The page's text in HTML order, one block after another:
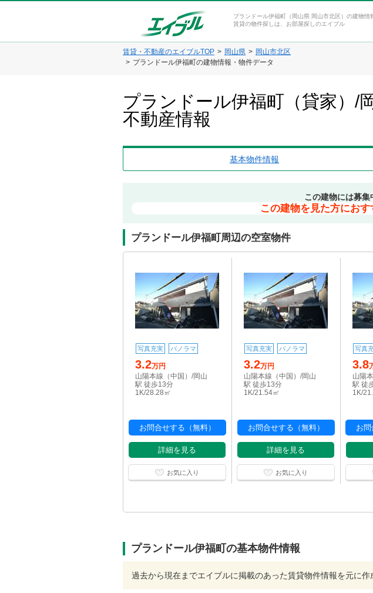
プランドール伊福町（岡山県 岡山市北区）の建物情
賃貸の物件探しは、お部屋探しのエイブル
賃貸・不動産のエイブルTOP 岡山県
岡山市北区
プランドール伊福町の建物情報・物件データ
プランドール伊福町（貸家）/
不動産情報
基本物件情報
この建物には募集
この建物を見た方にお
プランドール伊福町周辺の空室物件
写真充実 パノラマ
3.2万円
山陽本線（中国）/岡山
駅 徒歩13分
1K/28.28㎡
お問合せする（無料）
詳細を見る
お気に入り
写真充実 パノラマ
3.2万円
山陽本線（中国）/岡山
駅 徒歩13分
1K/21.54㎡
お問合せする（無料）
詳細を見る
お気に入り
写真
3.8
山陽
駅 徒
1K/
お問
プランドール伊福町の基本物件情報
過去から現在までエイブルに掲載のあった賃貸物件情報を元に作